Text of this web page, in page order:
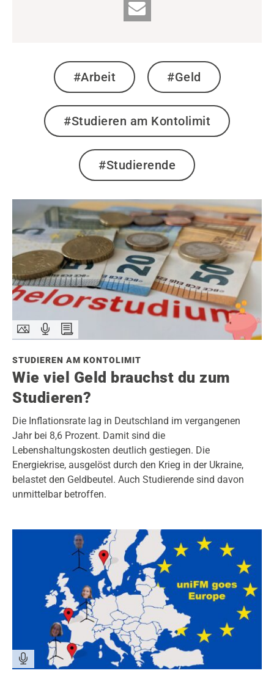
#Arbeit #Geld
#Studieren am Kontolimit
#Studierende
STUDIEREN AM KONTOLIMIT
Wie viel Geld brauchst du zum
Studieren?
Die Inflationsrate lag in Deutschland im vergangenen
Jahr bei 8,6 Prozent. Damit sind die
Lebenshaltungskosten deutlich gestiegen. Die
Energiekrise, ausgelöst durch den Krieg in der Ukraine,
belastet den Geldbeutel. Auch Studierende sind davon
unmittelbar betroffen.